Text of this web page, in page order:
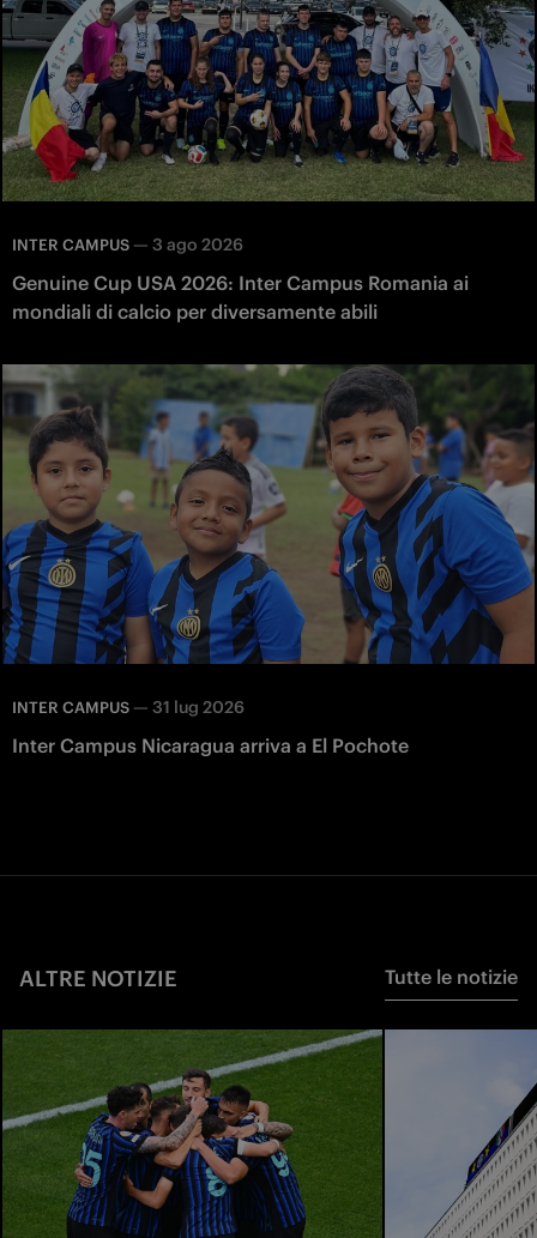
INTER CAMPUS — 3 ago 2026
Genuine Cup USA 2026: Inter Campus Romania ai
mondiali di calcio per diversamente abili
INTER CAMPUS — 31 lug 2026
Inter Campus Nicaragua arriva a El Pochote
ALTRE NOTIZIE Tutte le notizie